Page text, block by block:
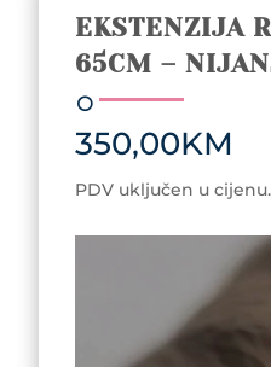
EKSTENZIJA
65CM –
350,00KM
PDV uključen u cijenu.